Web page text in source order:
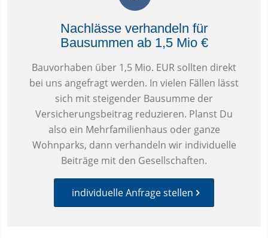
Nachlässe verhandeln für
Bausummen ab 1,5 Mio €
Bauvorhaben über 1,5 Mio. EUR sollten direkt
bei uns angefragt werden. In vielen Fällen lässt
sich mit steigender Bausumme der
Versicherungsbeitrag reduzieren. Planst Du
also ein Mehrfamilienhaus oder ganze
Wohnparks, dann verhandeln wir individuelle
Beiträge mit den Gesellschaften.
individuelle Anfrage stellen